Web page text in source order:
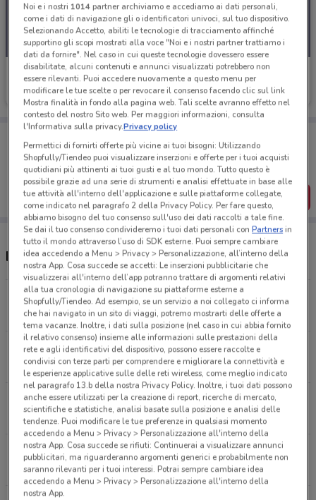
Decò
Scade lunedì 16.7 km
Porta DoveConviene sempre con te!
Puoi trovare le migliori offerte dei negozi vicino a te,
salvarle e creare la tua lista del risparmio, comodamente
dal tuo cellulare.
SCARICA L’APP
Negozi Decò a Matera
Via Ostuni, 17 Altamura
16.7 km
SP 53 Gravina-Matera km 0,200 Gravina In Puglia
17.9 km
CHIUSO
Via San Giovanni Bosco, 26 Gravina In Puglia
22.3 km
CHIUSO
Via Mozart, 11 Gravina In Puglia
23.2 km
CHIUSO
Noi e i nostri 1014partner archiviamo e accediamo ai dati personali,
come i dati di navigazione gli o identificatori univoci, sul tuo dispositivo.
Selezionando Accetto, abiliti le tecnologie di tracciamento affinché
supportino gli scopi mostrati alla voce "Noi e i nostri partner trattiamo i
dati da fornire". Nel caso in cui queste tecnologie dovessero essere
disabilitate, alcuni contenuti e annunci visualizzati potrebbero non
essere rilevanti. Puoi accedere nuovamente a questo menu per
modificare le tue scelte o per revocare il consenso facendo clic sul link
Mostra finalità in fondo alla pagina web. Tali scelte avranno effetto nel
contesto del nostro Sito web. Per maggiori informazioni, consulta
l'Informativa sulla privacy.Privacy policy
Permettici di fornirti offerte più vicine ai tuoi bisogni: Utilizzando
Shopfully/Tiendeo puoi visualizzare inserzioni e offerte per i tuoi acquisti
quotidiani più attinenti ai tuoi gusti e al tuo mondo. Tutto questo è
possibile grazie ad una serie di strumenti e analisi effettuate in base alle
tue attività all'interno dell'applicazione e sulle piattaforme collegate,
come indicato nel paragrafo 2 della Privacy Policy. Per fare questo,
abbiamo bisogno del tuo consenso sull'uso dei dati raccolti a tale fine.
Se dai il tuo consenso condivideremo i tuoi dati personali conPartnersin
tutto il mondo attraverso l’uso di SDK esterne. Puoi sempre cambiare
idea accedendo a Menu > Privacy > Personalizzazione, all’interno della
nostra App. Cosa succede se accetti: Le inserzioni pubblicitarie che
visualizzerai all'interno dell’app potranno trattare di argomenti relativi
alla tua cronologia di navigazione su piattaforme esterne a
Shopfully/Tiendeo. Ad esempio, se un servizio a noi collegato ci informa
che hai navigato in un sito di viaggi, potremo mostrarti delle offerte a
tema vacanze. Inoltre, i dati sulla posizione (nel caso in cui abbia fornito
il relativo consenso) insieme alle informazioni sulle prestazioni della
rete e agli identificativi del dispositivo, possono essere raccolte e
condivisi con terze parti per comprendere e migliorare la connettività e
le esperienze applicative sulle delle reti wireless, come meglio indicato
nel paragrafo 13.b della nostra Privacy Policy. Inoltre, i tuoi dati possono
anche essere utilizzati per la creazione di report, ricerche di mercato,
scientifiche e statistiche, analisi basate sulla posizione e analisi delle
tendenze. Puoi modificare le tue preferenze in qualsiasi momento
accedendo a Menu > Privacy > Personalizzazione all'interno della
nostra App. Cosa succede se rifiuti: Continuerai a visualizzare annunci
pubblicitari, ma riguarderanno argomenti generici e probabilmente non
saranno rilevanti per i tuoi interessi. Potrai sempre cambiare idea
accedendo a Menu > Privacy > Personalizzazione all'interno della
nostra App.